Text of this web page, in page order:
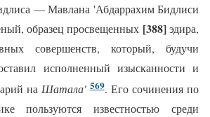
— Мавлана 'Абдаррахим Бидлиси
образец просвещенных [388]эдира,
совершенств, который, будучи
исполненный изысканности и
на Шатала' 569. Его сочинения по
пользуются известностью среди